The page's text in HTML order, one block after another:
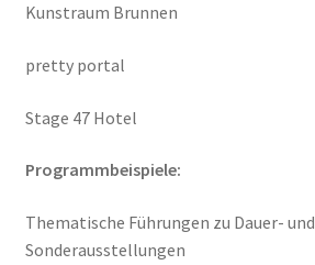
Kunstraum Brunnen
pretty portal
Stage 47 Hotel
Programmbeispiele:
Thematische Führungen zu Dauer- und
Sonderausstellungen